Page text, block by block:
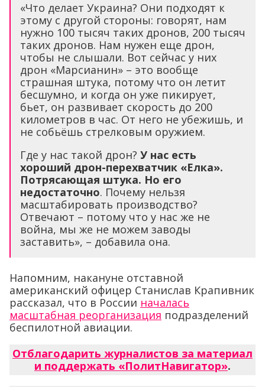
«Что делает Украина? Они подходят к
этому с другой стороны: говорят, нам
нужно 100 тысяч таких дронов, 200 тысяч
таких дронов. Нам нужен еще дрон,
чтобы не слышали. Вот сейчас у них
дрон «Марсианин» – это вообще
страшная штука, потому что он летит
бесшумно, и когда он уже пикирует,
бьет, он развивает скорость до 200
километров в час. От него не убежишь, и
не собьёшь стрелковым оружием.
Где у нас такой дрон? У нас есть
хороший дрон-перехватчик «Елка».
Потрясающая штука. Но его
недостаточно. Почему нельзя
масштабировать производство?
Отвечают – потому что у нас же не
война, мы же не можем заводы
заставить», – добавила она.
Напомним, накануне отставной
американский офицер Станислав Крапивник
рассказал, что в России началась
масштабная реорганизация подразделений
беспилотной авиации.
Отблагодарить журналистов за материал
и поддержать «ПолитНавигатор».